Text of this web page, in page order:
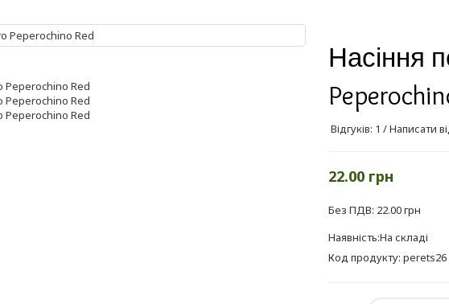
Насіння
Відгуків: 1 /Написати
22.00 грн
Без ПДВ: 22.00 грн
Наявність:На складі
Код продукту: perets26